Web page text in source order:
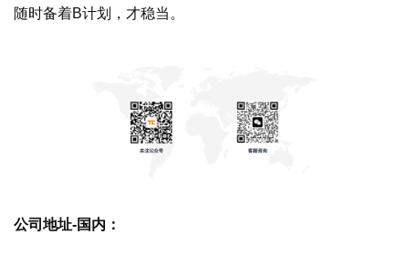
随时备着B计划，才稳当。
公司地址-国内：